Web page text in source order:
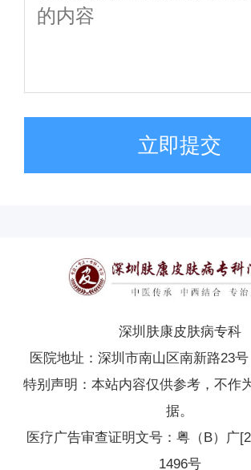
立即提交
深圳肤康皮肤病专科
医院地址：深圳市南山区南新路23号
特别声明：本站内容仅供参考，不作
据。
医疗广告审查证明文号：粤（B）广
1496号